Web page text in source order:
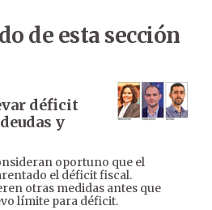
de esta sección
déficit
y
oportuno que el
el déficit fiscal.
otras medidas antes que
límite para déficit.